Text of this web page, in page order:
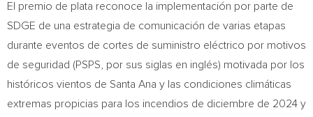
El premio de plata reconoce la implementación por parte de
SDGE de una estrategia de comunicación de varias etapas
durante eventos de cortes de suministro eléctrico por motivos
de seguridad (PSPS, por sus siglas en inglés) motivada por los
históricos vientos de Santa Ana y las condiciones climáticas
extremas propicias para los incendios de diciembre de 2024 y